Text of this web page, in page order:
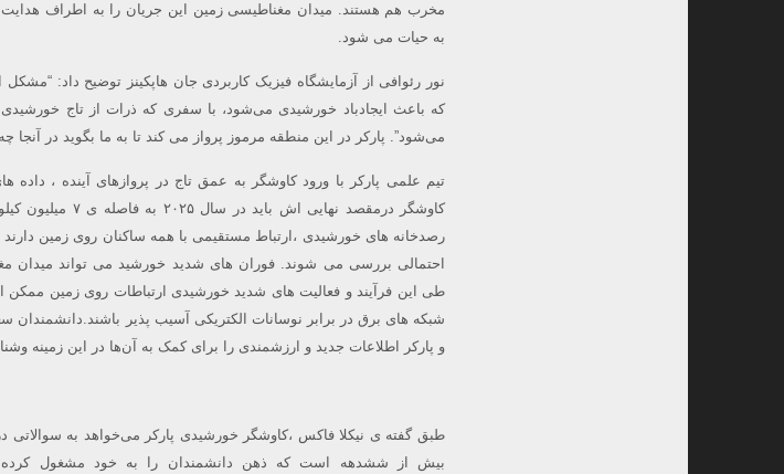
مخرب هم هستند. میدان مغناطیسی زمین این جریان را به اطراف
به حیات می شود.
نور رئوافی از آزمایشگاه فیزیک کاربردی جان هاپکینز توضیح داد:
که باعث ایجادباد خورشیدی می‌شود، با سفری که ذرات از تاج خورشیدی
می‌شود”. پارکر در این منطقه مرموز پرواز می کند تا به ما بگوید در آنجا
تیم علمی پارکر با ورود کاوشگر به عمق تاج در پروازهای آینده ، داده
کاوشگر درمقصد
رصدخانه های خورشیدی ،ارتباط مستقیمی با همه ساکنان روی زمین
احتمالی بررسی می شوند. فوران های شدید خورشید می تواند میدان
طی این فرآیند و فعالیت های شدید خورشیدی ارتباطات روی زمین ممکن
شبکه های برق در برابر نوسانات الکتریکی آسیب پذیر باشند.دانشمندان
و پارکر اطلاعات جدید و ارزشمندی را برای کمک به آن‌ها در این زمینه
طبق گفته ی نیکلا فاکس ،کاوشگر خورشیدی پارکر می‌خواهد به سوالاتی
بیش از ششدهه است که ذهن دانشمندان را به خود مشغول کرده.